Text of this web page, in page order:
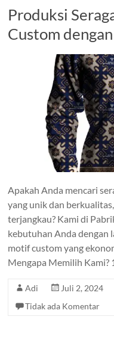
Produksi
Custom
Apakah Anda mencari
yang unik dan
terjangkau? Kami di
kebutuhan Anda dengan
motif custom yang
Mengapa Memilih Kami?
Adi Juli 2, 2024
Tidak ada Komentar